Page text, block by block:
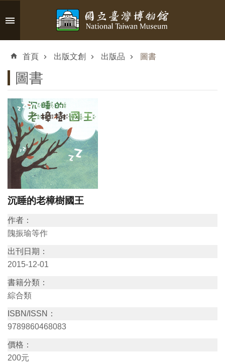
跳到主要內容區塊
搜
認
識
臺
參
資
訊
展
覽
資
訊
教
育
首頁 出版文創 出版品 圖書
圖書
沉睡的老樟樹國王
作者：
隗振瑜等作
出刊日期：
2015-12-01
書籍分類：
綜合類
ISBN/ISSN：
9789860468083
價格：
200元